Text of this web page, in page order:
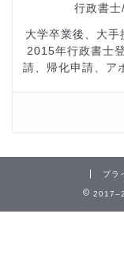
行政書
大学卒業後、大
2015年行政書士
請、帰化申請、ア
プラ